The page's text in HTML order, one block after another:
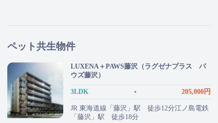
ペット共生物件
LUXENA＋PAWS藤沢（ラグゼナプラス パ
ウズ藤沢）
3LDK 205,000円
JR 東海道線「藤沢」駅 徒歩12分江ノ島電鉄
「藤沢」駅 徒歩18分